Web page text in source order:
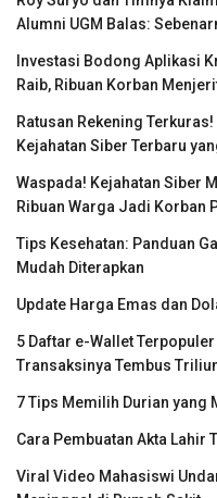
Alumni UGM Balas:
Investasi Bodong Aplikasi
Raib, Ribuan Korban
Ratusan Rekening
Kejahatan Siber Terbaru
Waspada! Kejahatan Siber
Ribuan Warga Jadi Korban
Tips Kesehatan: Panduan
Mudah Diterapkan
Update Harga Emas dan
5 Daftar e-Wallet
Transaksinya Tembus
7 Tips Memilih Durian yang
Cara Pembuatan Akta Lahir
Viral Video Mahasiswi